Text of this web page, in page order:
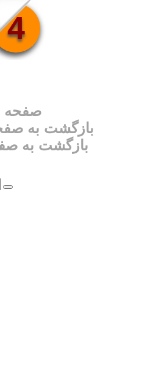
4
صفحه
بازگشت به
بازگشت به